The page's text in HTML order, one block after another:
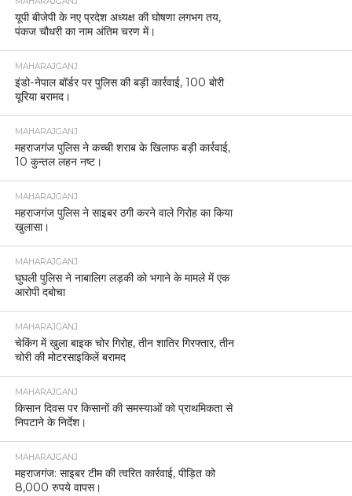
यूपी बीजेपी के नए प्रदेश अध्यक्ष की घोषणा लगभग तय,
पंकज चौधरी का नाम अंतिम चरण में।
MAHARAJGANJ
इंडो-नेपाल बॉर्डर पर पुलिस की बड़ी कार्रवाई, 100 बोरी
यूरिया बरामद।
MAHARAJGANJ
महराजगंज पुलिस ने कच्ची शराब के खिलाफ बड़ी कार्रवाई,
10 कुन्तल लहन नष्ट।
MAHARAJGANJ
महराजगंज पुलिस ने साइबर ठगी करने वाले गिरोह का किया
खुलासा।
MAHARAJGANJ
घुघली पुलिस ने नाबालिग लड़की को भगाने के मामले में एक
आरोपी दबोचा
MAHARAJGANJ
चेकिंग में खुला बाइक चोर गिरोह, तीन शातिर गिरफ्तार, तीन
चोरी की मोटरसाइकिलें बरामद
MAHARAJGANJ
किसान दिवस पर किसानों की समस्याओं को प्राथमिकता से
निपटाने के निर्देश।
MAHARAJGANJ
महराजगंज: साइबर टीम की त्वरित कार्रवाई, पीड़ित को
8,000 रुपये वापस।